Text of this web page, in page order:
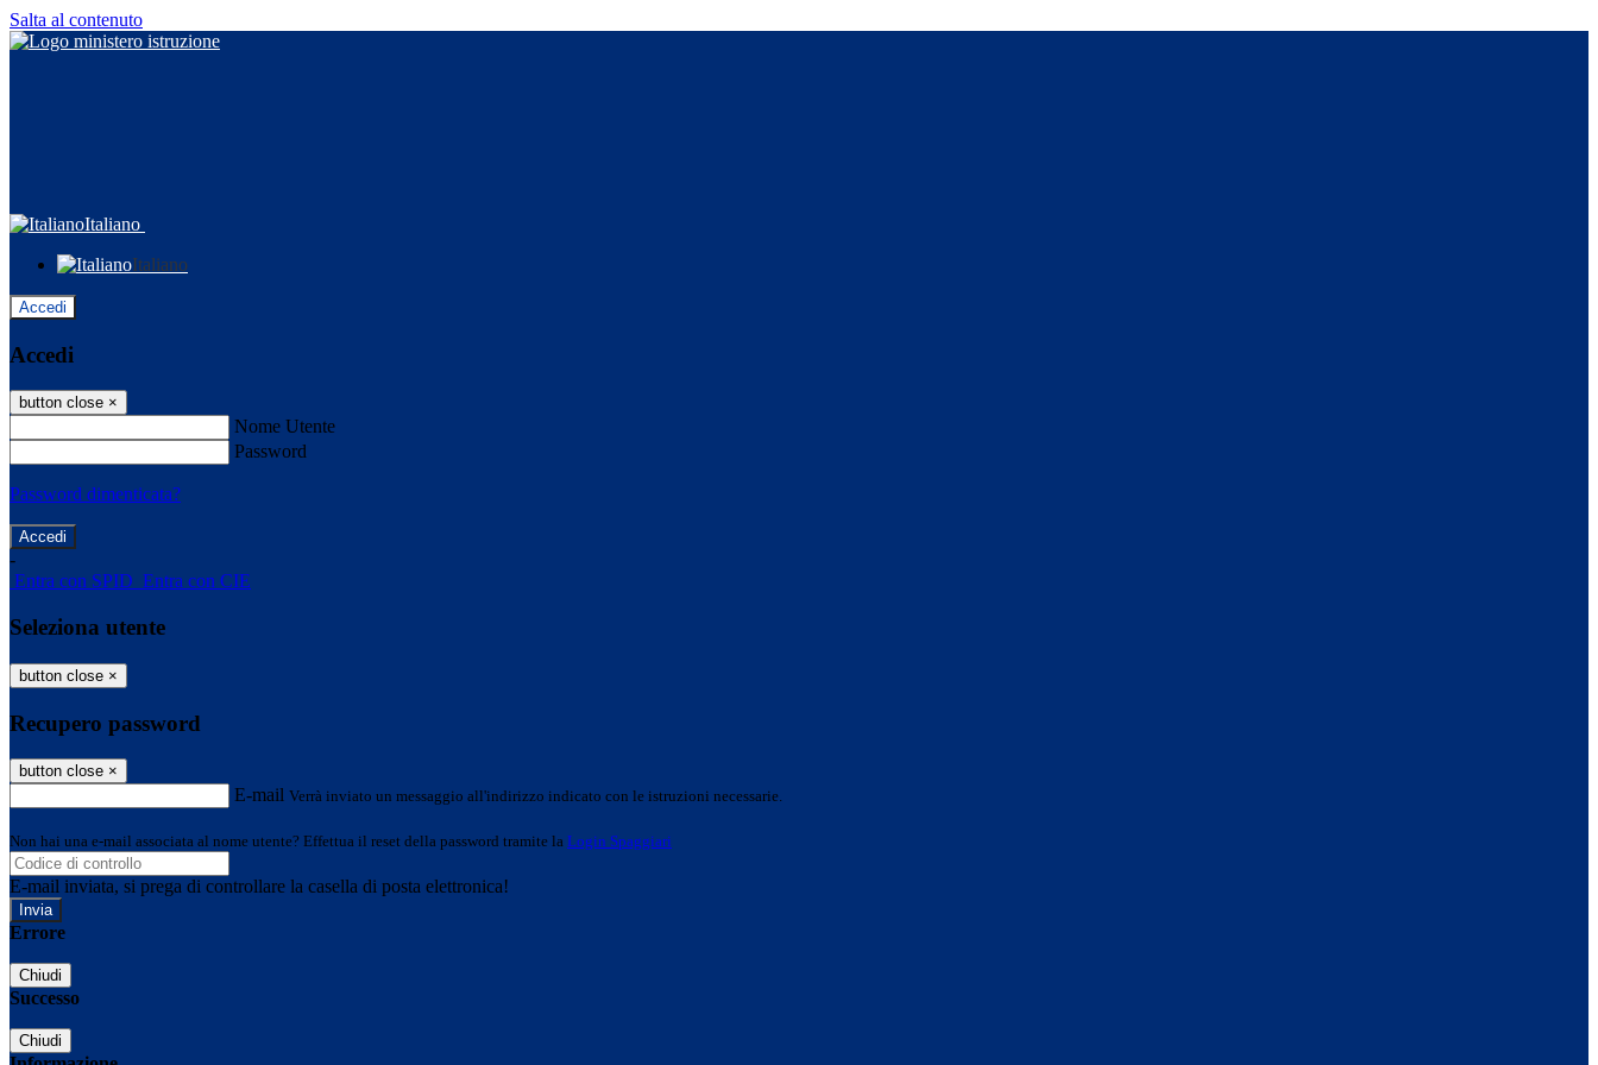
Salta al contenuto
Italiano
Italiano
Accedi
Accedi
button close ×
Nome Utente
Password
Password dimenticata?
-
Entra con SPID Entra con CIE
Seleziona utente
button close ×
Recupero password
button close ×
E-mail Verrà inviato un messaggio all'indirizzo indicato con le istruzioni necessarie.
Non hai una e-mail associata al nome utente? Effettua il reset della password tramite la Login Spaggiari
E-mail inviata, si prega di controllare la casella di posta elettronica!
Errore
Chiudi
Successo
Chiudi